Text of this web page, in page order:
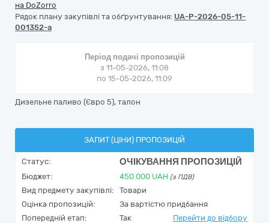
на DoZorro
Рядок плану закупівлі та обґрунтування: UA-P-2026-05-11-
001352-a
Період подачі пропозицій
з 11-05-2026, 11:08
по 15-05-2026, 11:09
Дизельне паливо (Євро 5), талон
ЗАПИТ (ЦІНИ) ПРОПОЗИЦІЙ
Статус: ОЧІКУВАННЯ ПРОПОЗИЦІЙ
Бюджет: 450 000 UAH (з ПДВ)
Вид предмету закупівлі:
Товари
Оцінка пропозицій:
За вартістю придбання
Попередній етап:
Так Перейти до відбору